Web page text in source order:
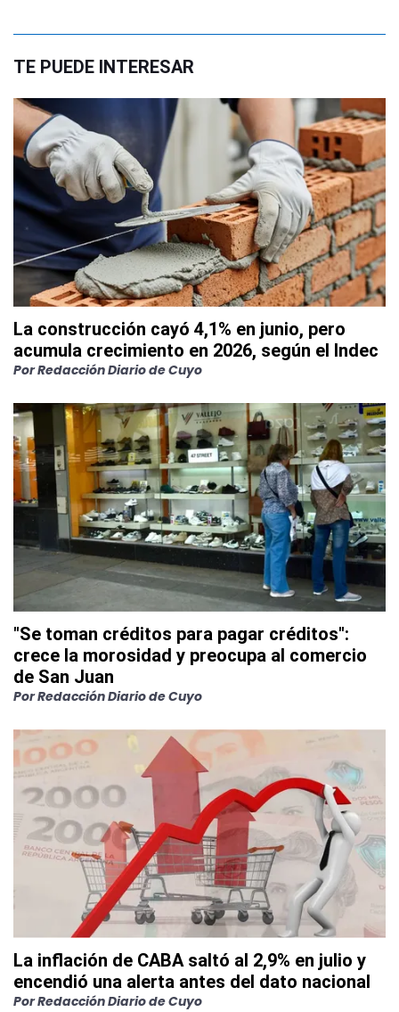
TE PUEDE INTERESAR
La construcción cayó 4,1% en junio, pero
acumula crecimiento en 2026, según el Indec
PorRedacción Diario de Cuyo
"Se toman créditos para pagar créditos":
crece la morosidad y preocupa al comercio
de San Juan
PorRedacción Diario de Cuyo
La inflación de CABA saltó al 2,9% en julio y
encendió una alerta antes del dato nacional
PorRedacción Diario de Cuyo